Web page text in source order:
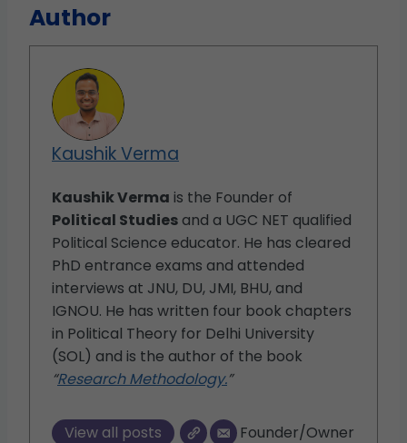
Author
Kaushik Verma
Kaushik Verma is the Founder of
Political Studiesand a UGC NET qualified
Political Science educator. He has cleared
PhD entrance exams and attended
interviews at JNU, DU, JMI, BHU, and
IGNOU. He has written four book chapters
in Political Theory for Delhi University
(SOL) and is the author of the book
“Research Methodology.”
View all posts Founder/Owner